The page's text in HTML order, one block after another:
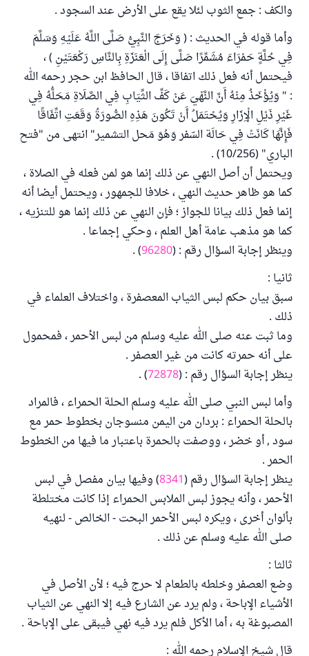
والكف : جمع الثوب لئلا يقع على الأرض عند السجود .
وأما قوله في الحديث : ( وَخَرَجَ النَّبِيُّ صَلَّى اللَّهُ عَلَيْهِ وَسَلَّمَ
فِي حُلَّةٍ حَمْرَاءَ مُشَمِّرًا صَلَّى إِلَى الْعَنَزَةِ بِالنَّاسِ رَكْعَتَيْنِ ) ،
فيحتمل أنه فعل ذلك اتفاقا ، قال الحافظ ابن حجر رحمه الله
: " وَيُؤْخَذُ مِنْهُ أَنَّ النَّهْيَ عَنْ كَفِّ الثِّيَابِ فِي الصَّلَاةِ مَحَلُّهُ فِي
غَيْرِ ذَيْلِ الْإِزَارِ وَيُحْتَمَلُ أَنْ تَكُونَ هَذِهِ الصُّورَةُ وَقَعَتِ اتِّفَاقًا
فَإِنَّهَا كَانَتْ فِي حَالَة السّفر وَهُوَ مَحل التشمير" انتهى من "فتح
الباري" (10/256) .
ويحتمل أن أصل النهي عن ذلك إنما هو لمن فعله في الصلاة ،
كما هو ظاهر حديث النهي ، خلافا للجمهور ، ويحتمل أيضا أنه
إنما فعل ذلك بيانا للجواز ؛ فإن النهي عن ذلك إنما هو للتنزيه ،
كما هو مذهب عامة أهل العلم ، وحكي إجماعا .
وينظر إجابة السؤال رقم : (96280
) .
ثانيا :
سبق بيان حكم لبس الثياب المعصفرة ، واختلاف العلماء في
ذلك .
وما ثبت عنه صلى الله عليه وسلم من لبس الأحمر ، فمحمول
على أنه حمرته كانت من غير العصفر .
ينظر إجابة السؤال رقم : (72878
) .
وأما لبس النبي صلى الله عليه وسلم الحلة الحمراء ، فالمراد
بالحلة الحمراء : بردان من اليمن منسوجان بخطوط حمر مع
سود , أو خضر ، ووصفت بالحمرة باعتبار ما فيها من الخطوط
الحمر .
ينظر إجابة السؤال رقم (8341) وفيها بيان مفصل في لبس
الأحمر ، وأنه يجوز لبس الملابس الحمراء إذا كانت مختلطة
بألوان أخرى ، ويكره لبس الأحمر البحت - الخالص - لنهيه
صلى الله عليه وسلم عن ذلك .
ثالثا :
وضع العصفر وخلطه بالطعام لا حرج فيه ؛ لأن الأصل في
الأشياء الإباحة ، ولم يرد عن الشارع فيه إلا النهي عن الثياب
المصبوغة به ، أما الأكل فلم يرد فيه نهي فيبقى على الإباحة .
قال شيخ الإسلام رحمه الله :